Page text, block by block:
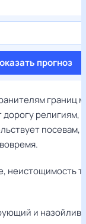
прогноз
границ
религиям,
посевам,
неистощимость
и